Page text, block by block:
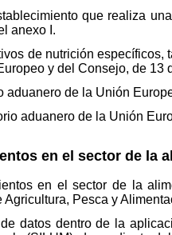
que realiza
anexo I.
de nutrición
y del Consejo, de 13
aduanero de la Unión
aduanero de la Unión
en el sector de la
en el sector de la
Pesca y
datos dentro de la